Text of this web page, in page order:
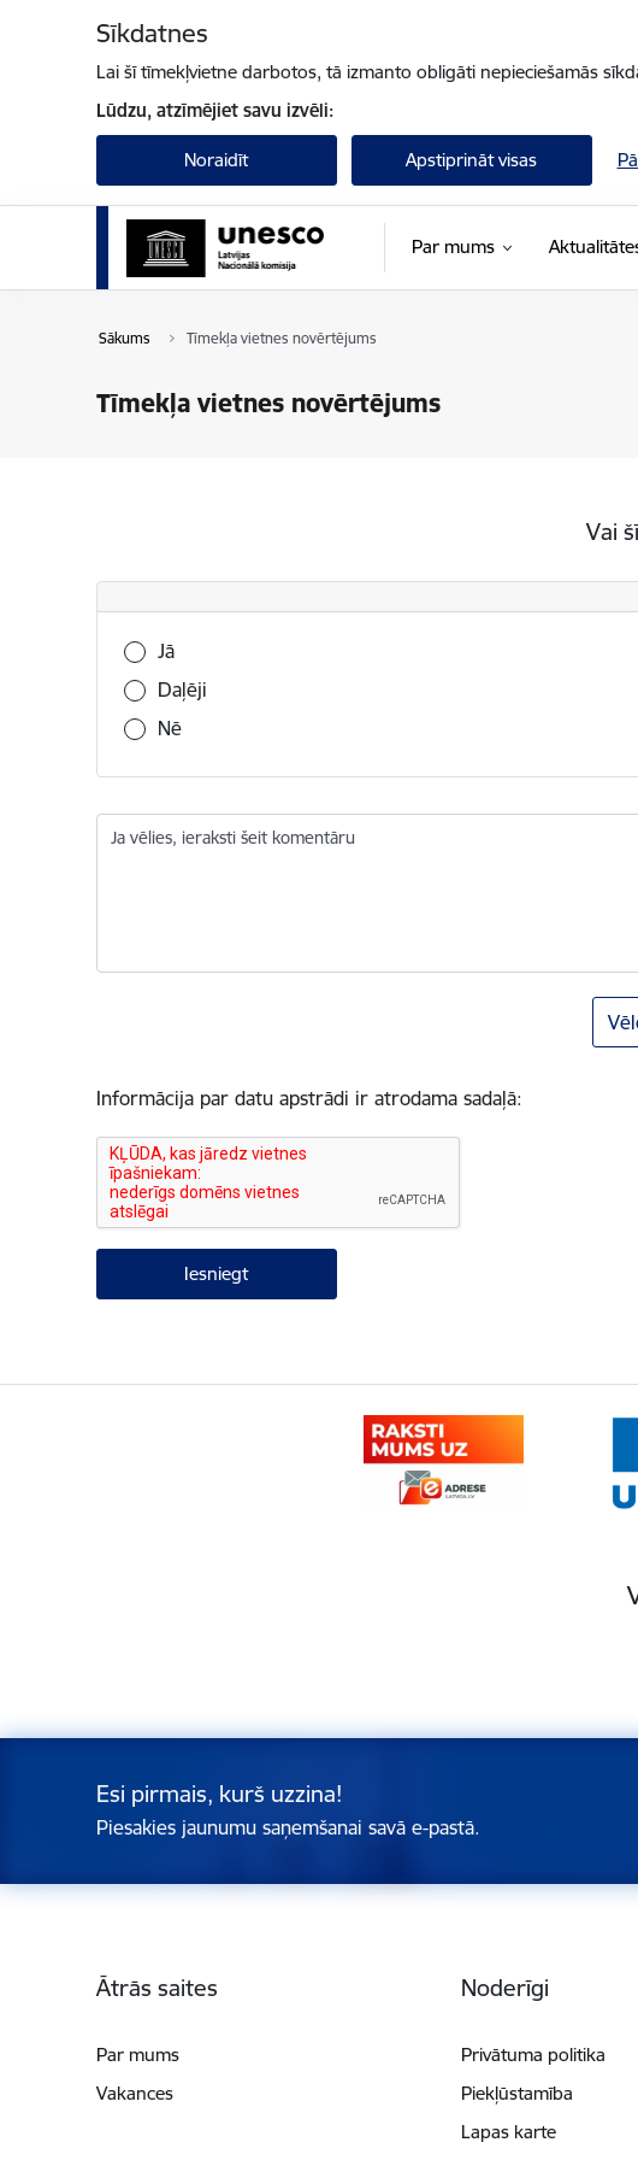
Sīkdatnes
Lai šī tīmekļvietne darbotos, tā izmanto obligāti nepieciešamās
Lūdzu, atzīmējiet savu izvēli:
Noraidīt Apstiprināt visas
Par mums
Sākums Tīmekļa vietnes novērtējums
Tīmekļa vietnes novērtējums
Vai
Vai šī informācija bija noderīga?
Jā
Daļēji
Nē
Ja vēlies, ieraksti šeit komentāru
Informācija par datu apstrādi ir atrodama sadaļā:
Esi pirmais, kurš uzzina!
Piesakies jaunumu saņemšanai savā e-pastā.
Ātrās saites
Par mums
Vakances
Noderīgi
Privātuma politika
Piekļūstamība
Lapas karte